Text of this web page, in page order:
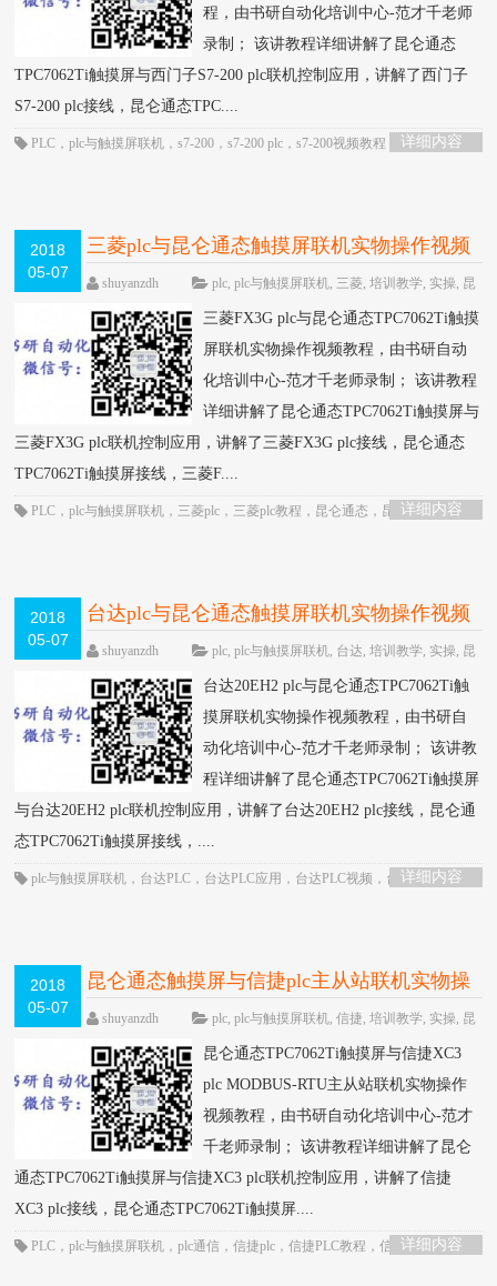
程，由书研自动化培训中心-范才千老师
录制； 该讲教程详细讲解了昆仑通态
TPC7062Ti触摸屏与西门子S7-200 plc联机控制应用，讲解了西门子
S7-200 plc接线，昆仑通态TPC....
详细内容
PLC ，plc与触摸屏联机 ，s7-200 ，s7-200 plc ，s7-200视频教程
昆仑通态触
2018
05-07
三菱plc与昆仑通态触摸屏联机实物操作视频
教程-书研自动化培训中心制作 HOT
shuyanzdh plc,plc与触摸屏联机, 三菱,培训教学, 实操, 昆
2884次
已关闭评论
三菱FX3G plc与昆仑通态TPC7062Ti触摸
屏联机实物操作视频教程，由书研自动
化培训中心-范才千老师录制； 该讲教程
详细讲解了昆仑通态TPC7062Ti触摸屏与
三菱FX3G plc联机控制应用，讲解了三菱FX3G plc接线，昆仑通态
TPC7062Ti触摸屏接线，三菱F....
详细内容
PLC ，plc与触摸屏联机 ， 三菱plc ， 三菱plc教程 ， 昆仑通态 ， 昆仑通态触摸
2018
05-07
台达plc与昆仑通态触摸屏联机实物操作视频
教程-书研自动化培训中心制作
HOT
shuyanzdh plc,plc与触摸屏联机, 台达,培训教学, 实操, 昆
关闭评论
台达20EH2 plc与昆仑通态TPC7062Ti触
摸屏联机实物操作视频教程，由书研自
动化培训中心-范才千老师录制； 该讲教
程详细讲解了昆仑通态TPC7062Ti触摸屏
与台达20EH2 plc联机控制应用，讲解了台达20EH2 plc接线，昆仑通
态TPC7062Ti触摸屏接线，....
详细内容
plc与触摸屏联机 ， 台达PLC ， 台达PLC应用 ， 台达PLC视频 ， 台达plc通信，
2018
05-07
昆仑通态触摸屏与信捷plc主从站联机实物操
作视频教程-书研自动化培训中心制作
HOT
shuyanzdh plc,plc与触摸屏联机,信捷,培训教学, 实操, 昆
围观1691次
已关闭评论
昆仑通态TPC7062Ti触摸屏与信捷XC3
plc MODBUS-RTU主从站联机实物操作
视频教程，由书研自动化培训中心-范才
千老师录制； 该讲教程详细讲解了昆仑
通态TPC7062Ti触摸屏与信捷XC3 plc联机控制应用，讲解了信捷
XC3 plc接线，昆仑通态TPC7062Ti触摸屏....
详细内容
PLC ，plc与触摸屏联机 ，plc通信 ，信捷plc ，信捷PLC教程 ，信捷PLC视频，